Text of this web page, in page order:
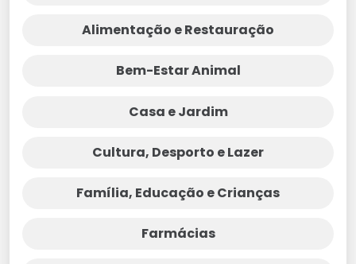
Alimentação e Restauração
Bem-Estar Animal
Casa e Jardim
Cultura, Desporto e Lazer
Família, Educação e Crianças
Farmácias